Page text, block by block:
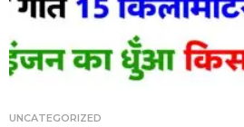
UNCATEGORIZED